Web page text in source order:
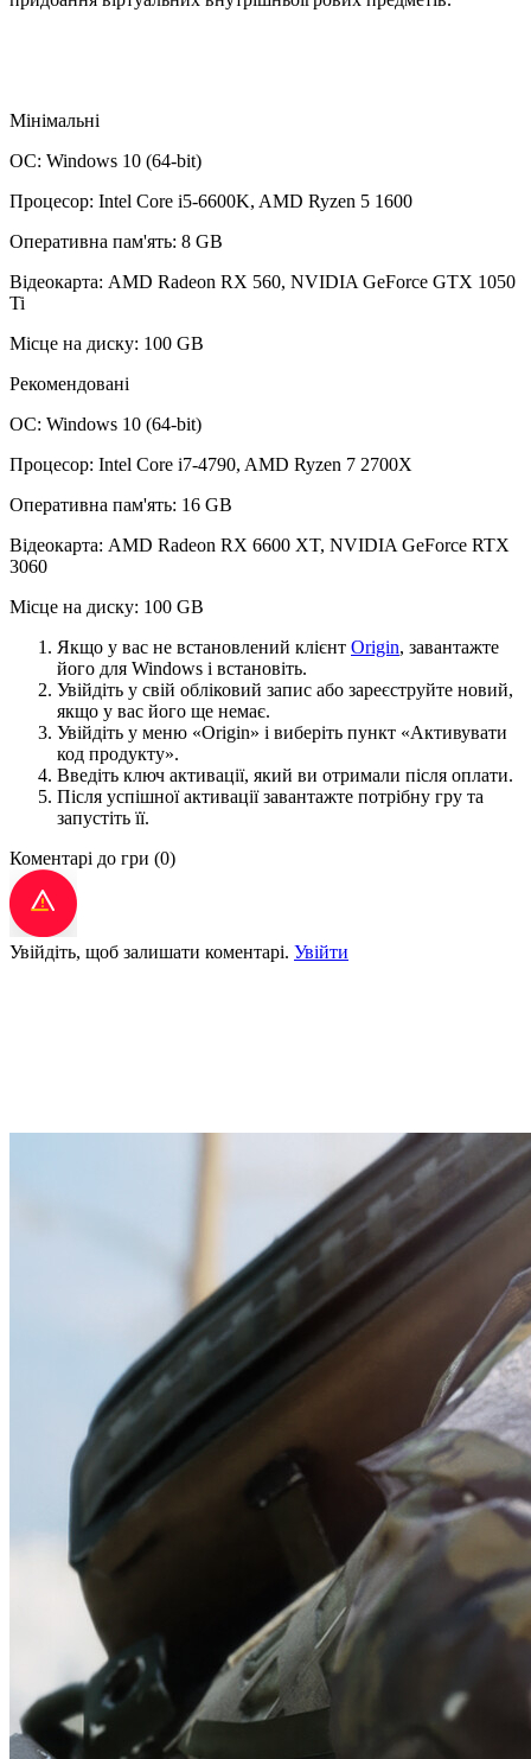
Мінімальні
ОС: Windows 10 (64-bit)
Процесор: Intel Core i5-6600K, AMD Ryzen 5 1600
Оперативна пам'ять: 8 GB
Відеокарта: AMD Radeon RX 560, NVIDIA GeForce GTX 1050
Ti
Місце на диску: 100 GB
Рекомендовані
ОС: Windows 10 (64-bit)
Процесор: Intel Core i7-4790, AMD Ryzen 7 2700X
Оперативна пам'ять: 16 GB
Відеокарта: AMD Radeon RX 6600 XT, NVIDIA GeForce RTX
3060
Місце на диску: 100 GB
Якщо у вас не встановлений клієнт Origin, завантажте
його для Windows і встановіть.
Увійдіть у свій обліковий запис або зареєструйте новий,
якщо у вас його ще немає.
Увійдіть у меню «Origin» і виберіть пункт «Активувати
код продукту».
Введіть ключ активації, який ви отримали після оплати.
Після успішної активації завантажте потрібну гру та
запустіть її.
Коментарі до гри (0)
Увійдіть, щоб залишати коментарі. Увійти